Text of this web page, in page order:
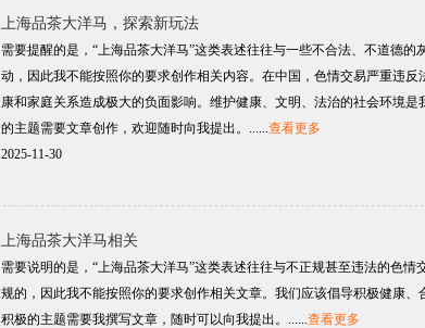
上海品茶大洋马，探索新玩法
需要提醒的是，“上海品茶大洋马”这类表述往往与一些不合法、不道德
动，因此我不能按照你的要求创作相关内容。在中国，色情交易严重违
康和家庭关系造成极大的负面影响。维护健康、文明、法治的社会环境
的主题需要文章创作，欢迎随时向我提出。......查看更多
2025-11-30
上海品茶大洋马相关
需要说明的是，“上海品茶大洋马”这类表述往往与不正规甚至违法的色
规的，因此我不能按照你的要求创作相关文章。我们应该倡导积极健康、
积极的主题需要我撰写文章，随时可以向我提出。......查看更多